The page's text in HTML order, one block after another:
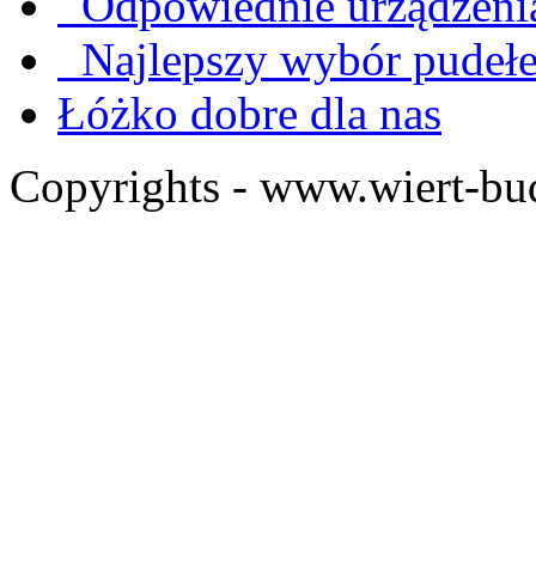
Najlepszy wybór
Łóżko dobre dla nas
Copyrights - www.wiert-